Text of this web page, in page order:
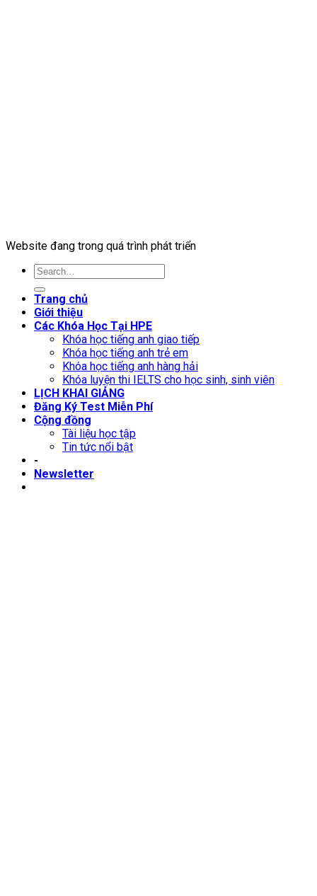
Website đang trong quá trình phát triển
Trang chủ
Giới thiệu
Các Khóa Học Tại HPE
Khóa học tiếng anh giao tiếp
Khóa học tiếng anh trẻ em
Khóa học tiếng anh hàng hải
Khóa luyện thi IELTS cho học sinh, sinh viên
LỊCH KHAI GIẢNG
Đăng Ký Test Miễn Phí
Cộng đồng
Tài liệu học tập
Tin tức nổi bật
-
Newsletter